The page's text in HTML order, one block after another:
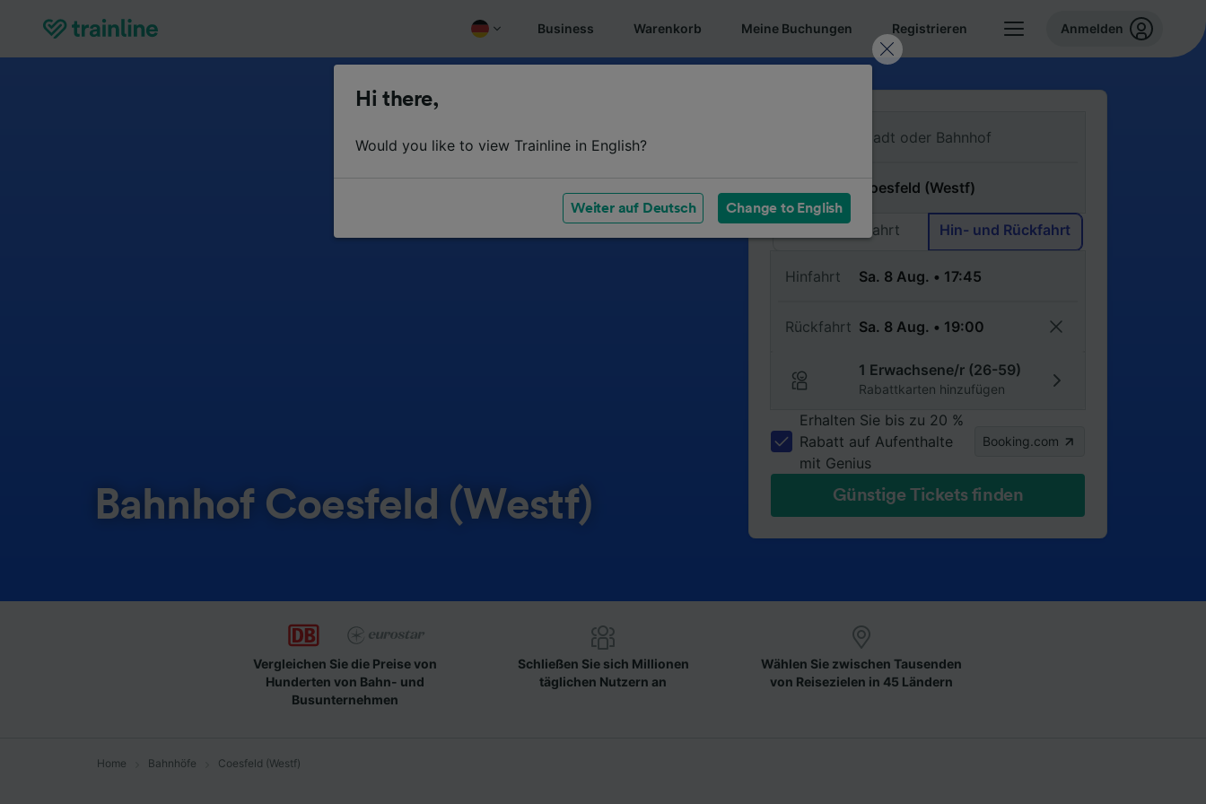
Business Warenkorb Meine Buchungen Registrieren Anmelden
Bahnhof Coesfeld (Westf)
Einfache Fahrt Hin- und Rückfahrt
Hinfahrt
Rückfahrt
1 Erwachsene/r (26-59)
Rabattkarten hinzufügen
Erhalten Sie bis zu 20 %
Rabatt auf Aufenthalte
mit Genius
Booking.com
Günstige Tickets finden
Vergleichen Sie die Preise von
Hunderten von Bahn- und
Busunternehmen
Schließen Sie sich Millionen
täglichen Nutzern an
Wählen Sie zwischen Tausenden
von Reisezielen in 45 Ländern
Home Bahnhöfe Coesfeld (Westf)
Hi there,
Would you like to view Trainline in English?
Weiter auf Deutsch Change to English